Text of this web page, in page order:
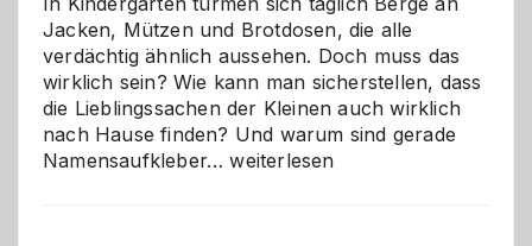
Jacken, Mützen und Brotdosen, die alle
verdächtig ähnlich aussehen. Doch muss das
wirklich sein? Wie kann man sicherstellen, dass
die Lieblingssachen der Kleinen auch wirklich
nach Hause finden? Und warum sind gerade
Namensaufkleber…Namensaufkleber
weiterlesen